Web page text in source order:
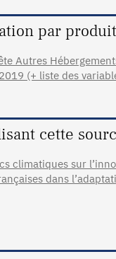
par produit
Autres
(+ liste des
cette
climatiques sur
dans